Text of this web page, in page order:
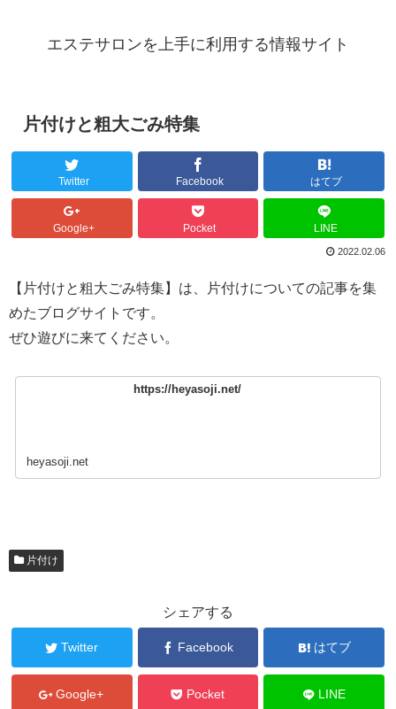
エステサロンを上手に利用する情報サイト
片付けと粗大ごみ特集
Twitter Facebook はてブ
Google+ Pocket LINE
2022.02.06
【片付けと粗大ごみ特集】は、片付けについての記事を集
めたブログサイトです。
ぜひ遊びに来てください。
https://heyasoji.net/
heyasoji.net
片付け
シェアする
Twitter Facebook はてブ
Google+ Pocket LINE